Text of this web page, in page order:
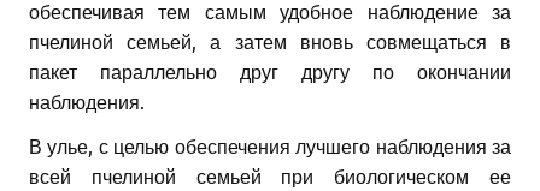
обеспечивая тем самым удобное наблюдение за
пчелиной семьей, а затем вновь совмещаться в
пакет параллельно друг другу по окончании
наблюдения.
В улье, с целью обеспечения лучшего наблюдения за
всей пчелиной семьей при биологическом ее